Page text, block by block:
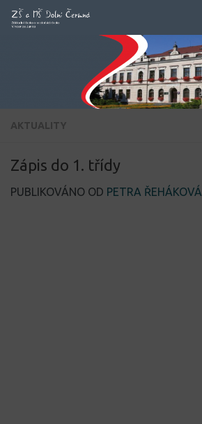
Skip to content
AKTUALITY
Zápis do 1. třídy
PUBLIKOVÁNO OD PETRA ŘEHÁKOVÁ